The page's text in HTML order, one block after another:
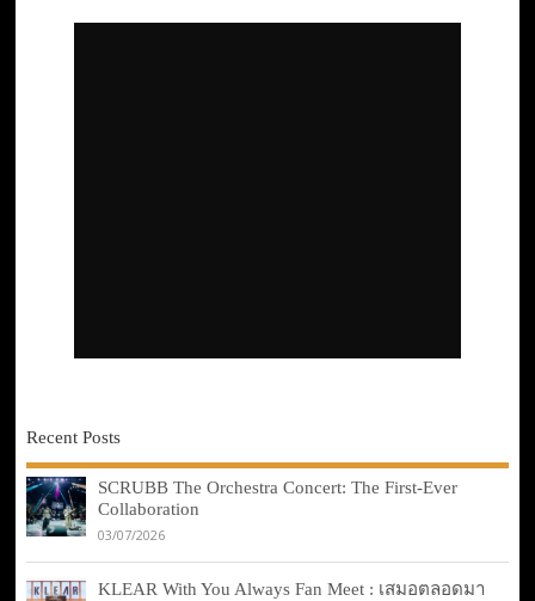
Recent Posts
SCRUBB The Orchestra Concert: The First-Ever
Collaboration
03/07/2026
KLEAR With You Always Fan Meet : เสมอตลอดมา